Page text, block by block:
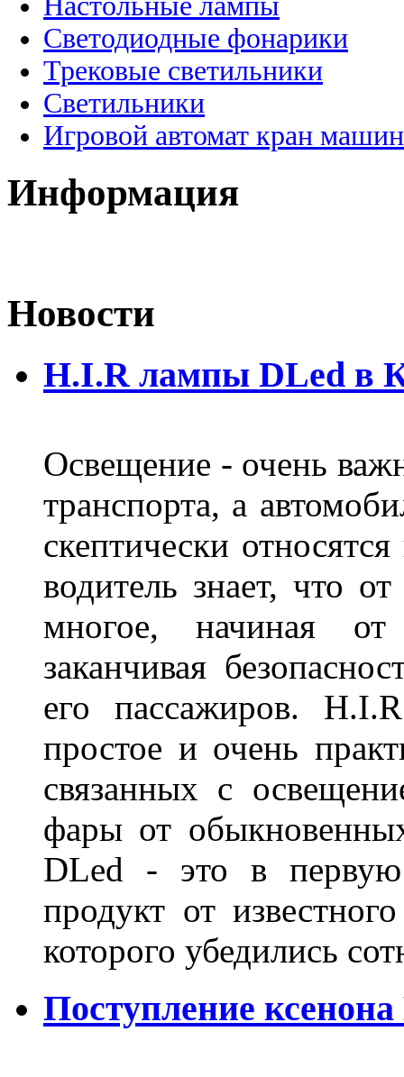
Светодиодные фонарики
Трековые светильники
Светильники
Игровой автомат кран
Информация
Новости
H.I.R лампы DLed в
Освещение - очень
транспорта, а
скептически
водитель знает, что
многое, начиная
заканчивая
его пассажиров.
простое и очень
связанных с
фары от
DLed - это в первую
продукт от
которого убедились
Поступление